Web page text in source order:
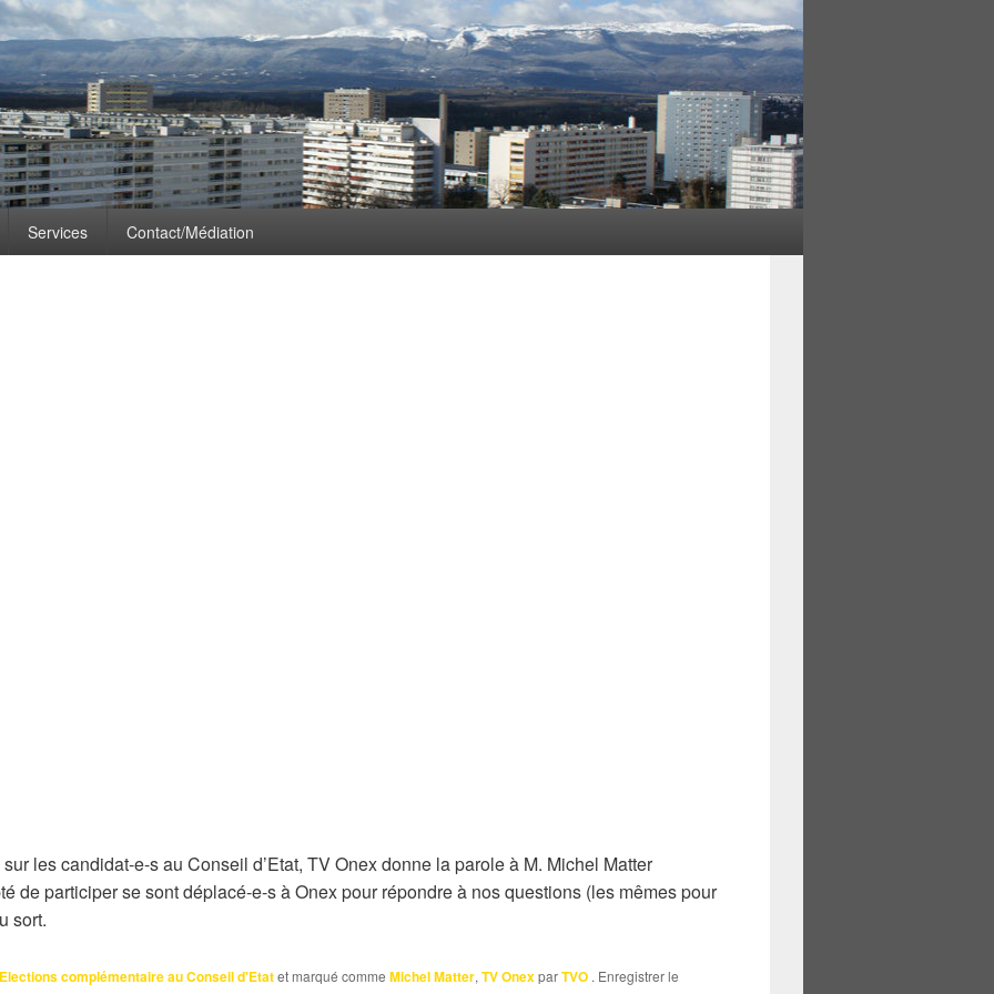
Services Contact/Médiation
Michel Matter
les candidat-e-s au Conseil d’Etat, TV Onex donne la parole à M. Michel Matter
de participer se sont déplacé-e-s à Onex pour répondre à nos questions (les mêmes pour
sort.
Elections complémentaire au Conseil d'Etatet marqué comme Michel Matter, TV OnexparTVO . Enregistrer le